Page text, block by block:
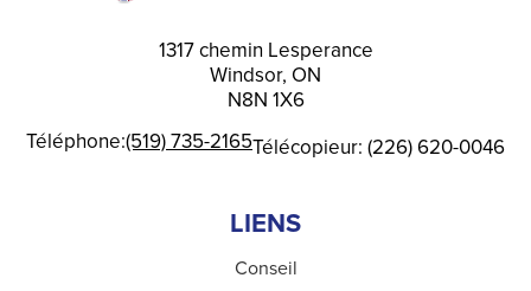
1317 chemin Lesperance
Windsor, ON
N8N 1X6
Téléphone:(519) 735-2165Télécopieur: (226) 620-0046
LIENS
Conseil